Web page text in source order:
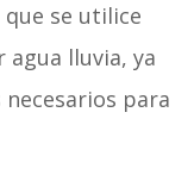
se utilice
agua lluvia, ya
para